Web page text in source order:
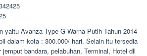
yaitu Avanza Type G Warna Putih Tahun 2014
dalam kota : 300.000/ hari. Selain itu tersedia
bandara, pelabuhan, Terminal, Hotel dll